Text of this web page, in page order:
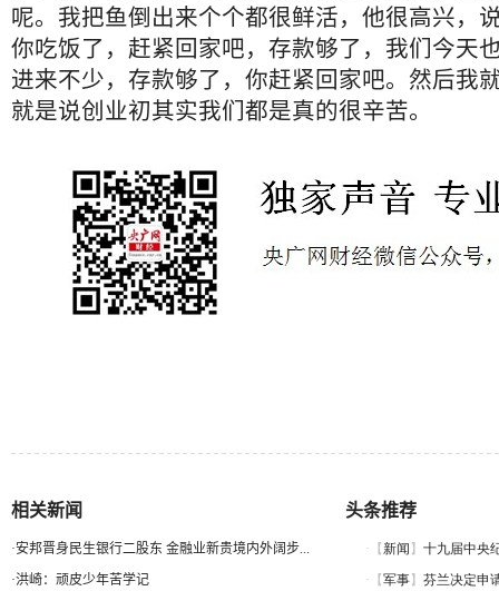
呢。我把鱼倒出来个个都很鲜活，他很高兴，
你吃饭了，赶紧回家吧，存款够了，我们今天
进来不少，存款够了，你赶紧回家吧。然后我
就是说创业初其实我们都是真的很辛苦。
相关新闻
·安邦晋身民生银行二股东 金融业新贵境内外阔步...
·洪崎：顽皮少年苦学记
头条推荐